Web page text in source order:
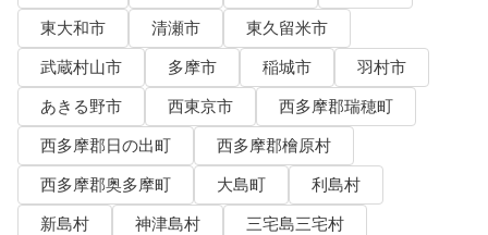
東大和市
清瀬市
東久留米市
武蔵村山市
多摩市 稲城市
羽村市
あきる野市
西東京市
西多摩郡瑞穂町
西多摩郡日の出町
西多摩郡檜原村
西多摩郡奥多摩町
大島町
利島村
新島村
神津島村
三宅島三宅村